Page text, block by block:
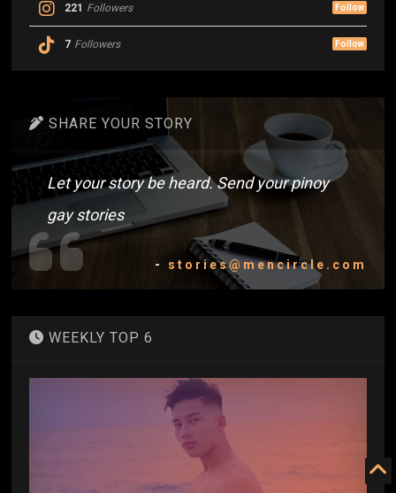
221 Followers Follow
7 Followers Follow
SHARE YOUR STORY
Let your story be heard. Send your pinoy
gay stories
- stories@mencircle.com
WEEKLY TOP 6